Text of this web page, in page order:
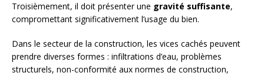
Troisièmement, il doit présenter une gravité suffisante,
compromettant significativement l’usage du bien.
Dans le secteur de la construction, les vices cachés peuvent
prendre diverses formes : infiltrations d’eau, problèmes
structurels, non-conformité aux normes de construction,